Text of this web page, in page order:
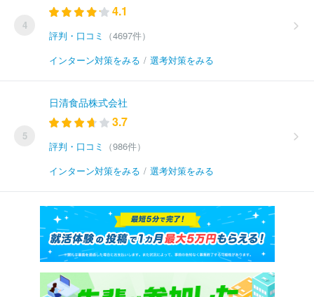
4
4.1
評判・口コミ
（4697件）
インターン対策をみる / 選考対策をみる
5
日清食品株式会社
3.7
評判・口コミ
（986件）
インターン対策をみる / 選考対策をみる